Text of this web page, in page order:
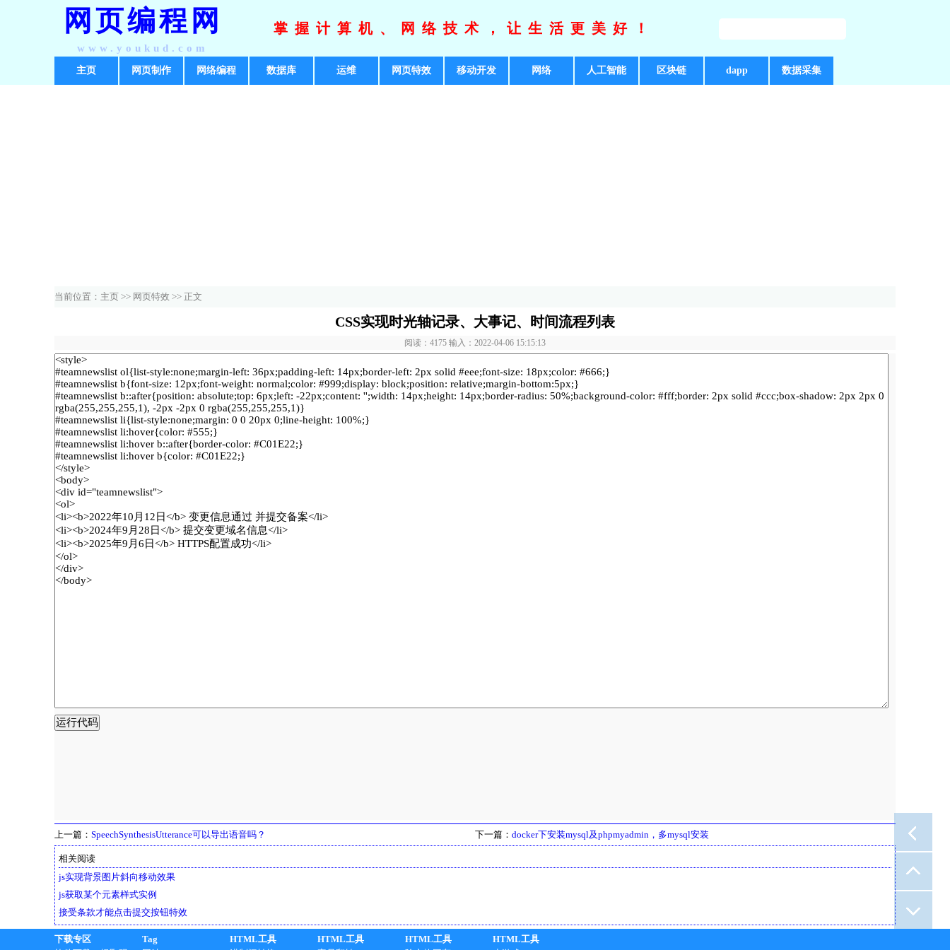
网页编程网
www.youkud.com
掌握计算机、网络技术，让生活更美好！
主页 网页制作 网络编程 数据库 运维 网页特效 移动开发 网络 人工智能 区块链 dapp 数据采集
当前位置： 主页 >> 网页特效 >> 正文
CSS实现时光轴记录、大事记、时间流程列表
阅读：4175 输入：2022-04-06 15:15:13
上一篇： SpeechSynthesisUtterance可以导出语音吗？ 下一篇： docker下安装mysql及phpmyadmin，多mysql安装
相关阅读
js实现背景图片斜向移动效果
js获取某个元素样式实例
接受条款才能点击提交按钮特效
下载专区
Tag
HTML工具
HTML工具
HTML工具
HTML工具